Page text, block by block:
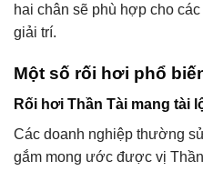
hai chân sẽ phù hợp cho
giải trí.
Một số rối hơi phổ
Rối hơi Thần Tài mang tài
Các doanh nghiệp thường
gắm mong ước được vị